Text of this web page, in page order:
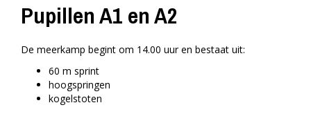
Pupillen A1 en A2
De meerkamp begint om 14.00 uur en bestaat uit:
60 m sprint
hoogspringen
kogelstoten